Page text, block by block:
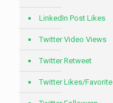
LinkedIn Post Likes
Twitter Video Views
Twitter Retweet
Twitter Likes/